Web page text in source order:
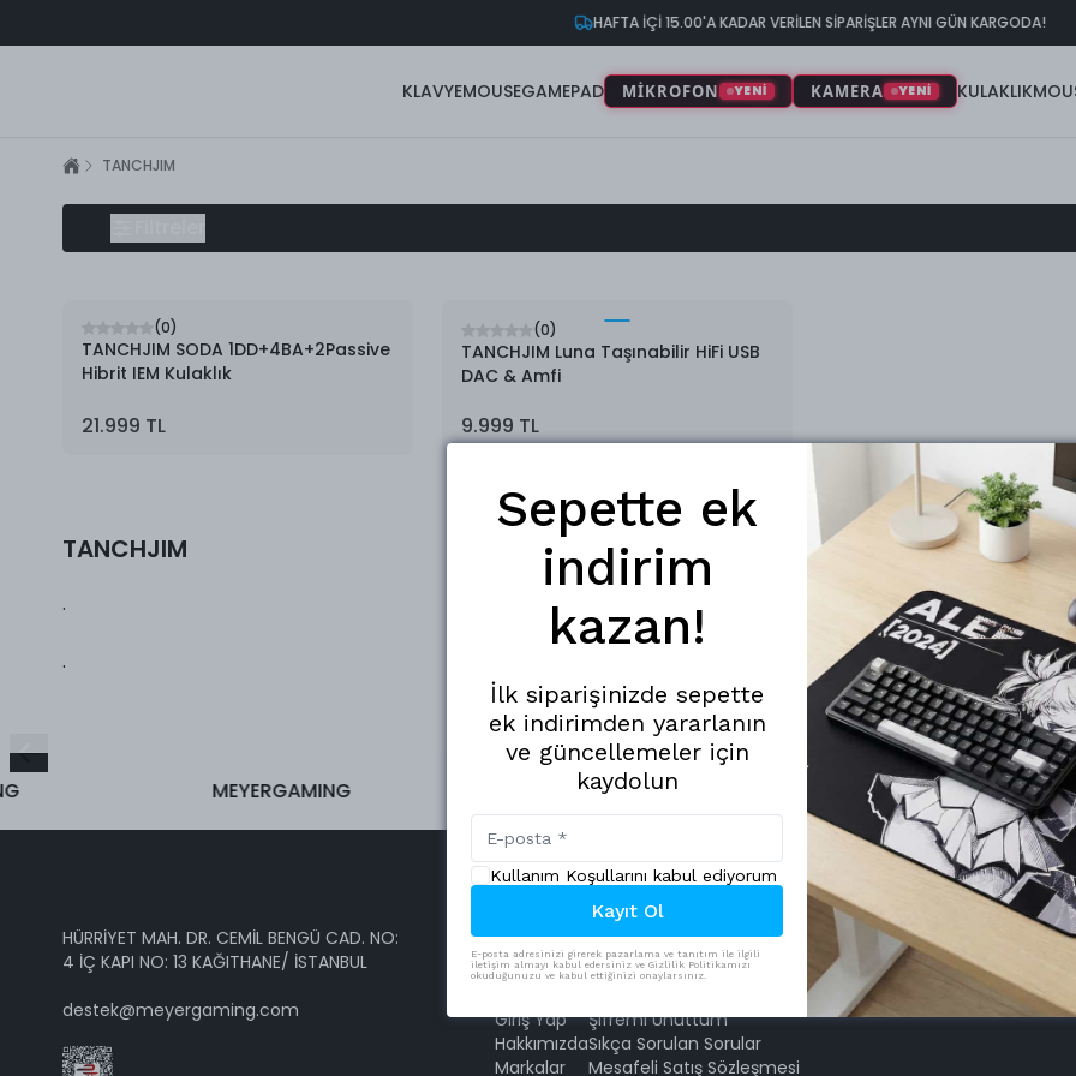
HAFTA İÇİ 15.00'A KADAR VERİLEN SİPARİŞLER AYNI GÜN KARGODA!
KLAVYEMOUSEGAMEPAD MİKROFON YENİ KAMERA YENİ KULAKLIK
TANCHJIM TANCHJIM
(0)
TANCHJIM SODA 1DD+4BA+2Passive
Hibrit IEM Kulaklık
21.999 TL
(0)
TANCHJIM Luna Taşınabilir HiFi USB
DAC & Amfi
9.999 TL
TANCHJIM
.
.
MEYERGAMING MEYERGAMING MEYERGAMING
HÜRRİYET MAH. DR. CEMİL BENGÜ CAD. NO:
4 İÇ KAPI NO: 13 KAĞITHANE/ İSTANBUL
destek@meyergaming.com
MEYER
Giriş Yap
Hakkımızda
Markalar
YARDIM
Şifremi Unuttum
Sıkça Sorulan Sorular
Mesafeli Satış Sözleşmesi
İSTEK
Yeni Ürün Talebi
Sepette ek
indirim
kazan!
İlk siparişinizde sepette
ek indirimden yararlanın
ve güncellemeler için
kaydolun
Kullanım Koşullarını kabul ediyorum
Kayıt Ol
E-posta adresinizi girerek pazarlama ve tanıtım ile ilgili
iletişim almayı kabul edersiniz ve Gizlilik Politikamızı
okuduğunuzu ve kabul ettiğinizi onaylarsınız.